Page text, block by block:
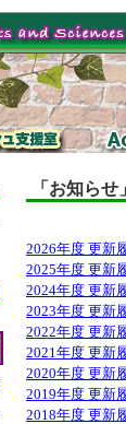
「お知ら
2026年度 更新
2025年度 更新
2024年度 更新
2023年度 更新
2022年度 更新
2021年度 更新
2020年度 更新
2019年度 更新
2018年度 更新